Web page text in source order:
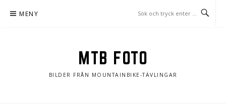
MENY
MTB FOTO
BILDER FRÅN MOUNTAINBIKE-TÄVLINGAR